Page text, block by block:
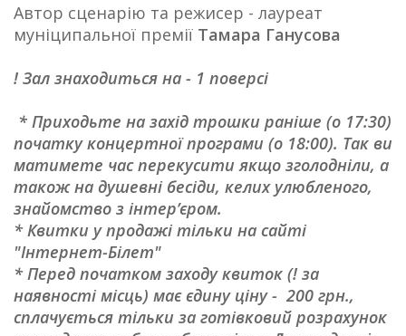
Автор сценарію та режисер - лауреат
муніципальної премії Тамара Ганусова
! Зал знаходиться на - 1 поверсі
* Приходьте на захід трошки раніше (о 17:30)
початку концертної програми (о 18:00). Так ви
матимете час перекусити якщо зголодніли, а
також на душевні бесіди, келих улюбленого,
знайомство з інтер’єром.
* Квитки у продажі тільки на сайті
"Інтернет-Білет"
* Перед початком заходу квиток (! за
наявності місць) має єдину ціну - 200 грн.,
сплачується тільки за готівковий розрахунок